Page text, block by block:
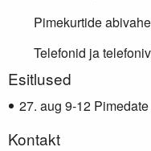
Pimekurtide
Telefonid ja
Lisainfo
Esitlused
aug 9-12
Kontakt